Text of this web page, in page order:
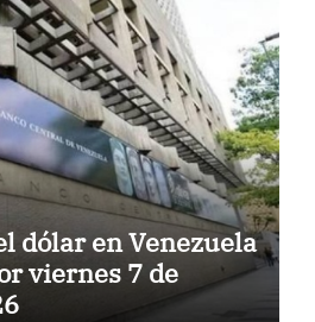
dólar en Venezuela
viernes 7 de